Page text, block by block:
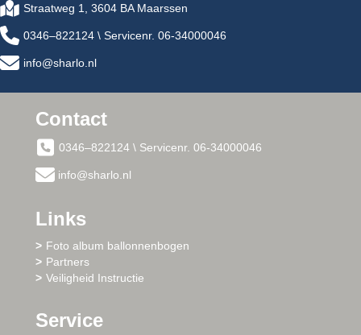
Straatweg 1, 3604 BA Maarssen
0346–822124 \ Servicenr. 06-34000046
info@sharlo.nl
Contact
0346–822124 \ Servicenr. 06-34000046
info@sharlo.nl
Links
Foto album ballonnenbogen
Partners
Veiligheid Instructie
Service